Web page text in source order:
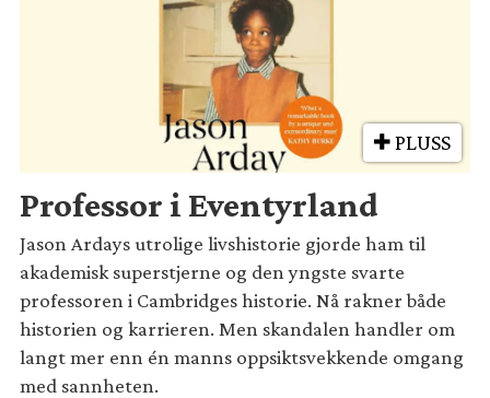
PLUSS
Professor i Eventyrland
Jason Ardays utrolige livshistorie gjorde ham til
akademisk superstjerne og den yngste svarte
professoren i Cambridges historie. Nå rakner både
historien og karrieren. Men skandalen handler om
langt mer enn én manns oppsiktsvekkende omgang
med sannheten.